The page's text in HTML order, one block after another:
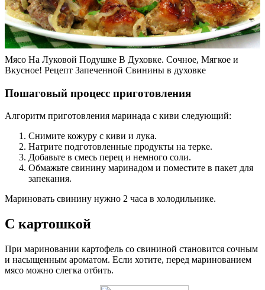
Мясо На Луковой Подушке В Духовке. Сочное, Мягкое и
Вкусное! Рецепт Запеченной Свинины в духовке
Пошаговый процесс приготовления
Алгоритм приготовления маринада с киви следующий:
Снимите кожуру с киви и лука.
Натрите подготовленные продукты на терке.
Добавьте в смесь перец и немного соли.
Обмажьте свинину маринадом и поместите в пакет для
запекания.
Мариновать свинину нужно 2 часа в холодильнике.
С картошкой
При мариновании картофель со свининой становится сочным
и насыщенным ароматом. Если хотите, перед маринованием
мясо можно слегка отбить.